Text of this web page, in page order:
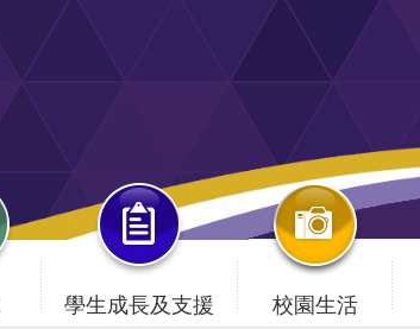
學生成長及支援 校園生活